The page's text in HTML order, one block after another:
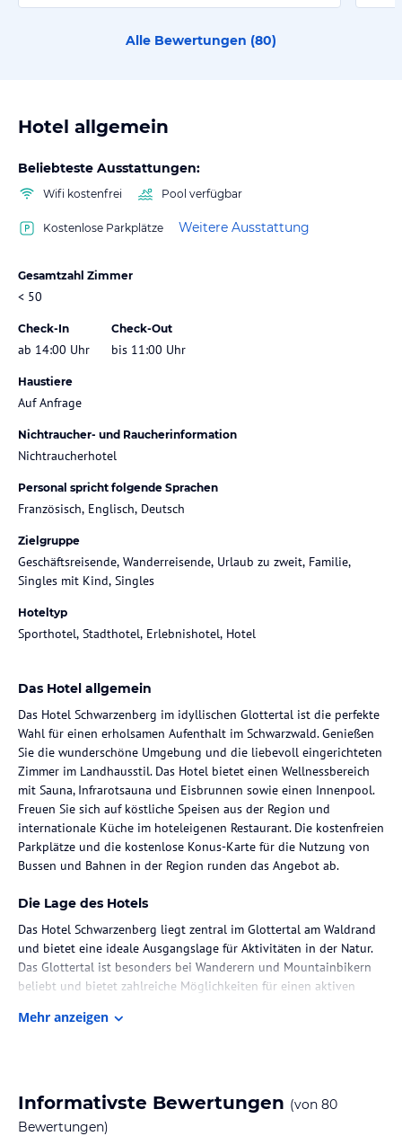
Alle Bewertungen (80)
Hotel allgemein
Beliebteste Ausstattungen:
Wifi kostenfrei Pool verfügbar
Kostenlose Parkplätze Weitere Ausstattung
Gesamtzahl Zimmer
< 50
Check-In
ab 14:00 Uhr
Check-Out
bis 11:00 Uhr
Haustiere
Auf Anfrage
Nichtraucher- und Raucherinformation
Nichtraucherhotel
Personal spricht folgende Sprachen
Französisch, Englisch, Deutsch
Zielgruppe
Geschäftsreisende, Wanderreisende, Urlaub zu zweit, Familie,
Singles mit Kind, Singles
Hoteltyp
Sporthotel, Stadthotel, Erlebnishotel, Hotel
Das Hotel allgemein
Das Hotel Schwarzenberg im idyllischen Glottertal ist die perfekte
Wahl für einen erholsamen Aufenthalt im Schwarzwald. Genießen
Sie die wunderschöne Umgebung und die liebevoll eingerichteten
Zimmer im Landhausstil. Das Hotel bietet einen Wellnessbereich
mit Sauna, Infrarotsauna und Eisbrunnen sowie einen Innenpool.
Freuen Sie sich auf köstliche Speisen aus der Region und
internationale Küche im hoteleigenen Restaurant. Die kostenfreien
Parkplätze und die kostenlose Konus-Karte für die Nutzung von
Bussen und Bahnen in der Region runden das Angebot ab.
Die Lage des Hotels
Das Hotel Schwarzenberg liegt zentral im Glottertal am Waldrand
und bietet eine ideale Ausgangslage für Aktivitäten in der Natur.
Das Glottertal ist besonders bei Wanderern und Mountainbikern
beliebt und bietet zahlreiche Möglichkeiten für einen aktiven
Bahnhof Denzlingen erreichen Sie nach ca. 5 km.
eingerichtet und verfügen über kostenloses WLAN, ein eigenes
Bad und einen Balkon mit herrlichem Blick auf die umliegenden
Mehr anzeigen
Informativste Bewertungen (von 80
Bewertungen)